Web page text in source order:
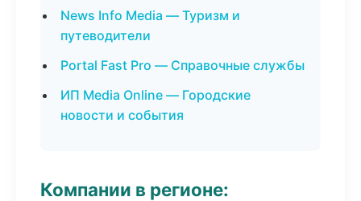
News Info Media — Туризм и
путеводители
Portal Fast Pro — Справочные службы
ИП Media Online — Городские
новости и события
Компании в регионе: